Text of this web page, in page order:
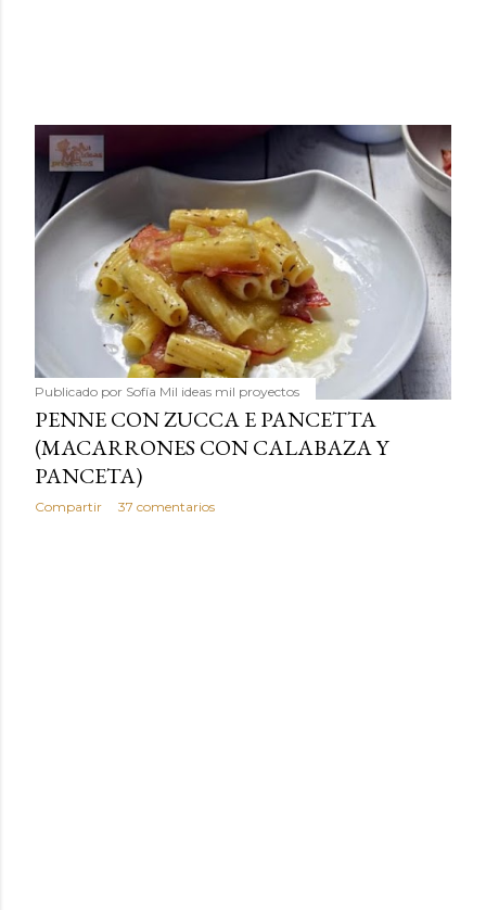
Publicado por Sofía Mil ideas mil proyectos
PENNE CON ZUCCA E PANCETTA
(MACARRONES CON CALABAZA Y
PANCETA)
Compartir 37 comentarios